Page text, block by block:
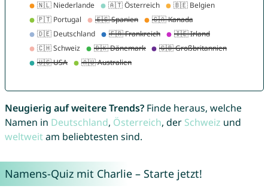
Neugierig auf weitere Trends?Finde heraus, welche
Namen in Deutschland, Österreich, der Schweiz und
weltweitam beliebtesten sind.
Namens-Quiz mit Charlie – Starte jetzt!